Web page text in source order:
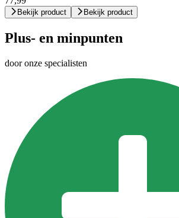
Bekijk product Bekijk product
Plus- en minpunten
door onze specialisten